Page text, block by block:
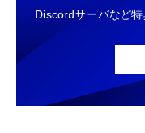
Discordサーバなど